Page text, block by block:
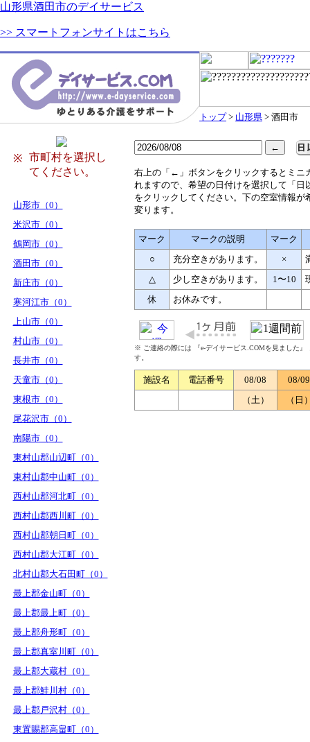
山形県酒田市のデイサービス
>> スマートフォンサイトはこちら
トップ> 山形県 > 酒田市
※
市町村を選択し
てください。
山形市（0）
米沢市（0）
鶴岡市（0）
酒田市（0）
新庄市（0）
寒河江市（0）
上山市（0）
村山市（0）
長井市（0）
天童市（0）
東根市（0）
尾花沢市（0）
南陽市（0）
東村山郡山辺町（0）
東村山郡中山町（0）
西村山郡河北町（0）
西村山郡西川町（0）
西村山郡朝日町（0）
西村山郡大江町（0）
北村山郡大石田町（0）
最上郡金山町（0）
最上郡最上町（0）
最上郡舟形町（0）
最上郡真室川町（0）
最上郡大蔵村（0）
最上郡鮭川村（0）
最上郡戸沢村（0）
東置賜郡高畠町（0）
右上の「←」ボタンをクリックするとミニ
れますので、希望の日付けを選択して「日
をクリックしてください。下の空室情報が
変ります。
マーク マークの説明
マーク
○
充分空きがあります。 ×
△
少し空きがあります。 1〜10
休
お休みです。
※ ご連絡の際には 『e-デイサービス.COMを見ました
す。
施設名 電話番号 08/08
08/09
（土）
（日